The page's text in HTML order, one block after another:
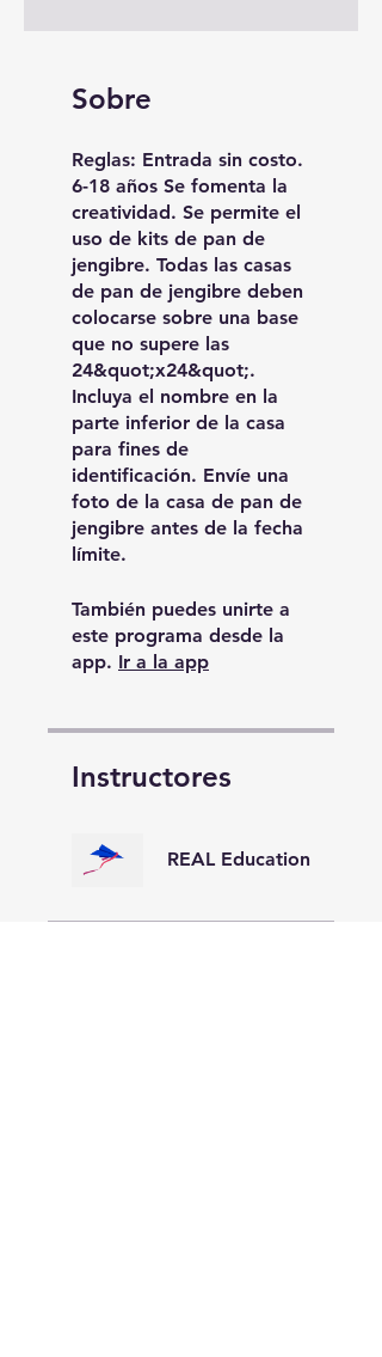
Sobre
Reglas: Entrada sin costo.
6-18 años Se fomenta la
creatividad. Se permite el
uso de kits de pan de
jengibre. Todas las casas
de pan de jengibre deben
colocarse sobre una base
que no supere las
24&quot;x24&quot;.
Incluya el nombre en la
parte inferior de la casa
para fines de
identificación. Envíe una
foto de la casa de pan de
jengibre antes de la fecha
límite.
También puedes unirte a
este programa desde la
app. Ir a la app
Instructores
REAL Education